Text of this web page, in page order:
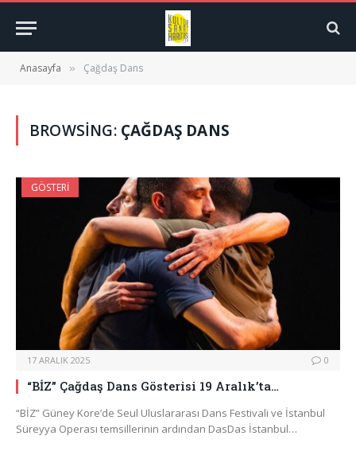
Anasayfa » Çağdaş Dans
BROWSING: ÇAĞDAŞ DANS
GÖSTERI
17 ARALIK 2025 0
“BİZ” Çağdaş Dans Gösterisi 19 Aralık’ta…
“BİZ” Güney Kore’de Seul Uluslararası Dans Festivali ve İstanbul
Süreyya Operası temsillerinin ardından DasDas İstanbul…